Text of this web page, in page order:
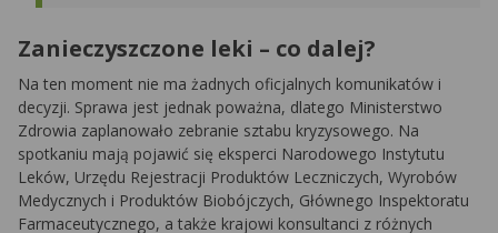
Zanieczyszczone leki – co dalej?
Na ten moment nie ma żadnych oficjalnych komunikatów i
decyzji. Sprawa jest jednak poważna, dlatego Ministerstwo
Zdrowia zaplanowało zebranie sztabu kryzysowego. Na
spotkaniu mają pojawić się eksperci Narodowego Instytutu
Leków, Urzędu Rejestracji Produktów Leczniczych, Wyrobów
Medycznych i Produktów Biobójczych, Głównego Inspektoratu
Farmaceutycznego, a także krajowi konsultanci z różnych